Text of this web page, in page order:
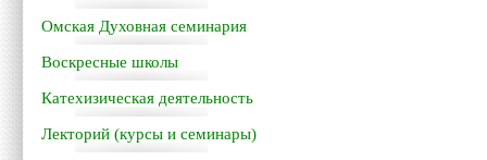
Омская Духовная семинария
Воскресные школы
Катехизическая деятельность
Лекторий (курсы и семинары)